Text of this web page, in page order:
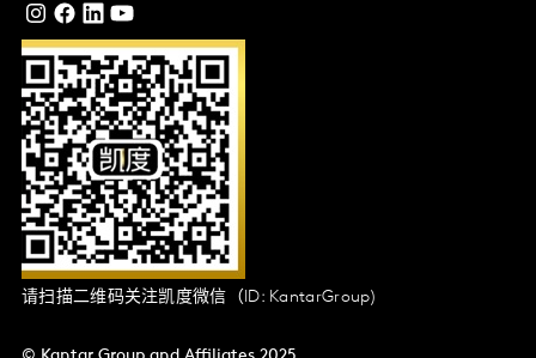
请扫描二维码关注凯度微信（ID: KantarGroup)